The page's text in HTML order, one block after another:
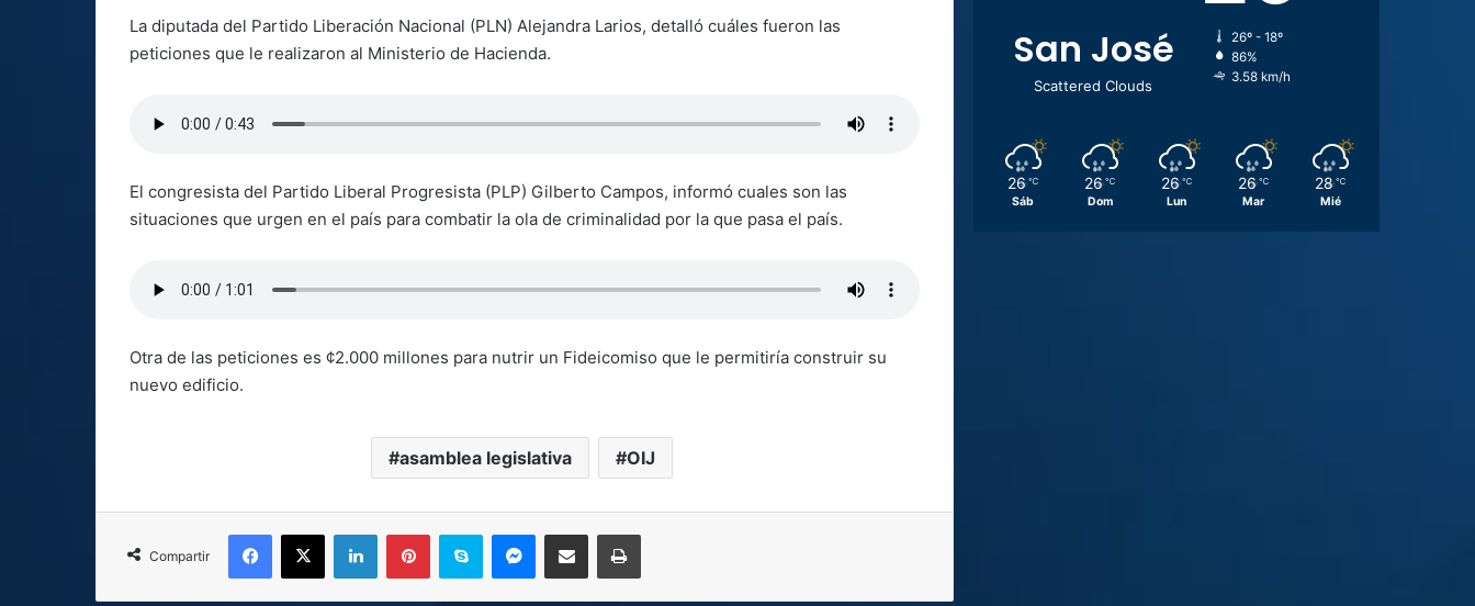
La diputada del Partido Liberación Nacional (PLN) Alejandra Larios, detalló cuáles fueron las
peticiones que le realizaron al Ministerio de Hacienda.
El congresista del Partido Liberal Progresista (PLP) Gilberto Campos, informó cuales son las
situaciones que urgen en el país para combatir la ola de criminalidad por la que pasa el país.
Otra de las peticiones es ¢2.000 millones para nutrir un Fideicomiso que le permitiría construir su
nuevo edificio.
asamblea legislativa OIJ
Compartir
Facebook
X LinkedInPinterestSkype MessengerCompartir por correo electrónicoImprimir
San José
Scattered Clouds
26º - 18º
86%
3.58 km/h
26 ℃
Sáb
26 ℃
Dom
26 ℃
Lun
26 ℃
Mar
28 ℃
Mié